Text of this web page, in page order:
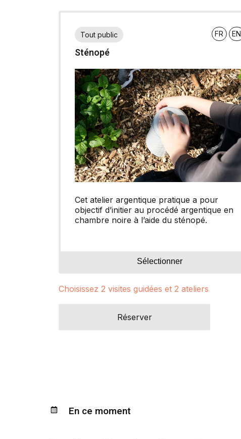
Tout public FR EN
Sténopé
Cet atelier argentique pratique a pour
objectif d’initier au procédé argentique en
chambre noire à l’aide du sténopé.
Sélectionner
Choisissez 2 visites guidées et 2 ateliers
Réserver
En ce moment